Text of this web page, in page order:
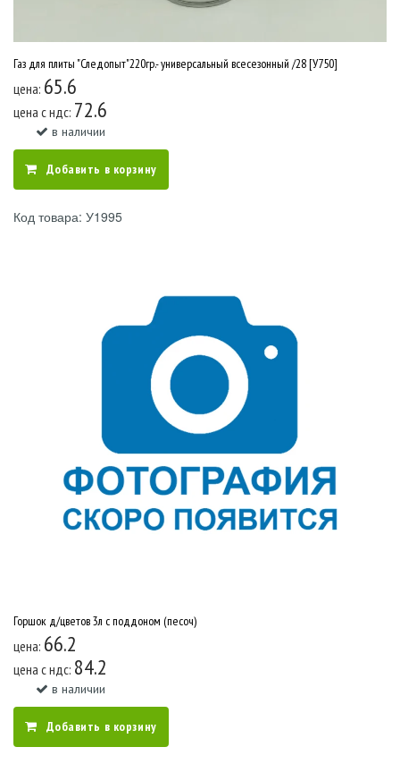
Газ для плиты "Следопыт"220гр.- универсальный всесезонный /28 [У750]
цена: 65.6
цена c ндс: 72.6
в наличии
Добавить в корзину
Код товара: У1995
Горшок д/цветов 3л с поддоном (песоч)
цена: 66.2
цена c ндс: 84.2
в наличии
Добавить в корзину